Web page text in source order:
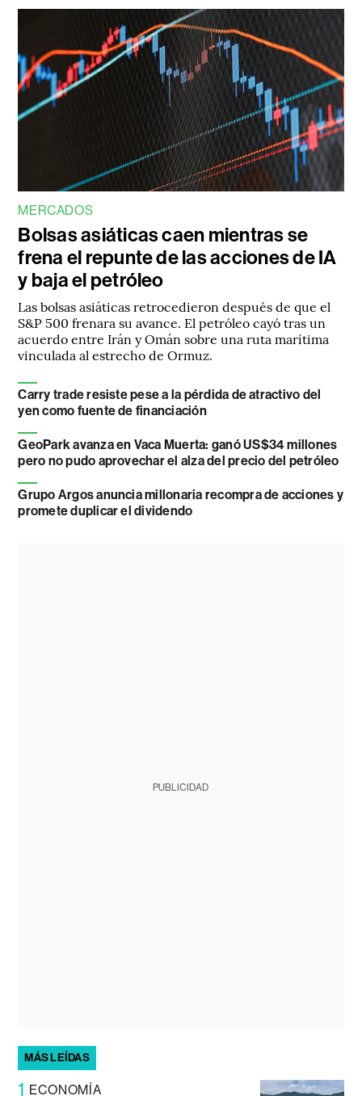
MERCADOS
Bolsas asiáticas caen mientras se
frena el repunte de las acciones de IA
y baja el petróleo
Las bolsas asiáticas retrocedieron después de que el
S&P 500 frenara su avance. El petróleo cayó tras un
acuerdo entre Irán y Omán sobre una ruta marítima
vinculada al estrecho de Ormuz.
Carry trade resiste pese a la pérdida de atractivo del
yen como fuente de financiación
GeoPark avanza en Vaca Muerta: ganó US$34 millones
pero no pudo aprovechar el alza del precio del petróleo
Grupo Argos anuncia millonaria recompra de acciones y
promete duplicar el dividendo
PUBLICIDAD
MÁS LEÍDAS
1 ECONOMÍA